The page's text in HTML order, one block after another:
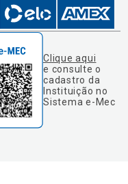
Clique aqui
e consulte o
cadastro da
Instituição no
Sistema e-Mec